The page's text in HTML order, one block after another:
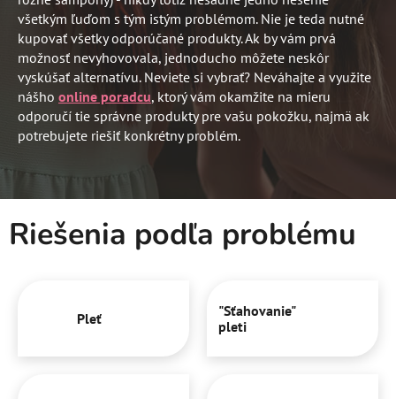
všetkým ľuďom s tým istým problémom. Nie je teda nutné
kupovať všetky odporúčané produkty. Ak by vám prvá
možnosť nevyhovovala, jednoducho môžete neskôr
vyskúšať alternatívu. Neviete si vybrať? Neváhajte a využite
nášho online poradcu, ktorý vám okamžite na mieru
odporučí tie správne produkty pre vašu pokožku, najmä ak
potrebujete riešiť konkrétny problém.
Riešenia podľa problému
Pleť
"Sťahovanie"
pleti